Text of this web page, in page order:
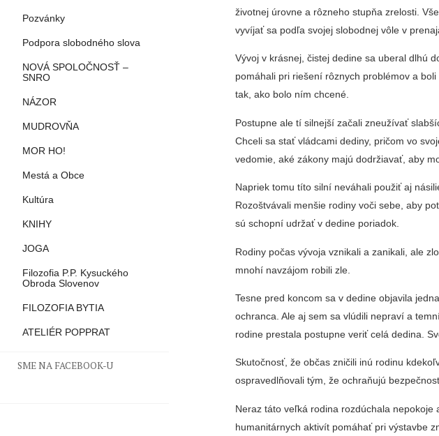
Pozvánky
Podpora slobodného slova
NOVÁ SPOLOČNOSŤ –
SNRO
NÁZOR
MUDROVŇA
MOR HO!
Mestá a Obce
Kultúra
KNIHY
JOGA
Filozofia P.P. Kysuckého
Obroda Slovenov
FILOZOFIA BYTIA
ATELIÉR POPPRAT
SME NA FACEBOOK-U
životnej úrovne a rôzneho stupňa zrelosti.
vyvíjať sa podľa svojej slobodnej vôle v
Vývoj v krásnej, čistej dedine sa uberal dlhú
pomáhali pri riešení rôznych problémov a
tak, ako bolo ním chcené.
Postupne ale tí silnejší začali zneužívať
Chceli sa stať vládcami dediny, pričom vo
vedomie, aké zákony majú dodržiavať, aby
Napriek tomu títo silní neváhali použiť aj
Rozoštvávali menšie rodiny voči sebe, aby
sú schopní udržať v dedine poriadok.
Rodiny počas vývoja vznikali a zanikali, ale
mnohí navzájom robili zle.
Tesne pred koncom sa v dedine objavila
ochranca. Ale aj sem sa vlúdili nepraví a
rodine prestala postupne veriť celá dedina.
Skutočnosť, že občas zničili inú rodinu
ospravedlňovali tým, že ochraňujú
Neraz táto veľká rodina rozdúchala
humanitárnych aktivít pomáhať pri výstavbe